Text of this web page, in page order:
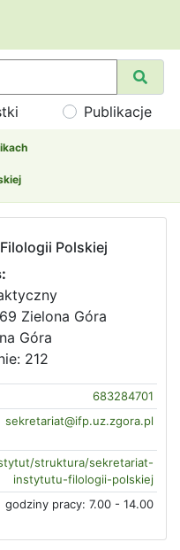
Publikacje
Polskiej
Zielona Góra
Góra
212
683284701
sekretariat@ifp.uz.zgora.pl
struktura/sekretariat-
instytutu-filologii-polskiej
godziny pracy: 7.00 - 14.00